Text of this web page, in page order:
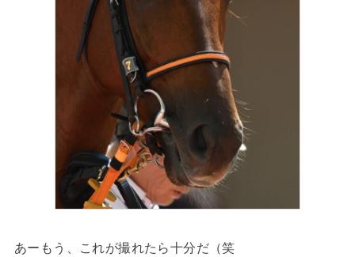
あーもう、これが撮れたら十分だ（笑